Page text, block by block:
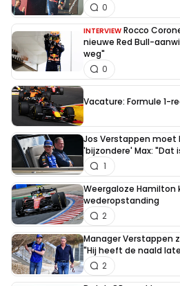
0
INTERVIEW Rocco
nieuwe Red Bull-
weg"
0
Vacature: Formule 1-
Jos Verstappen moet
'bijzondere' Max: "Dat
1
Weergaloze Hamilton
wederopstanding
2
Manager Verstappen
"Hij heeft de naald
2